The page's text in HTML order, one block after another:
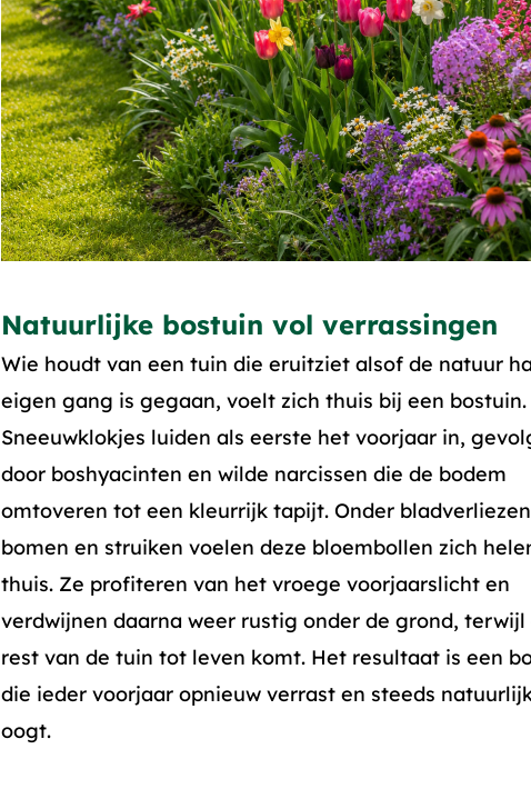
Natuurlijke bostuin vol verrassingen
Wie houdt van een tuin die eruitziet alsof de natuur
eigen gang is gegaan, voelt zich thuis bij een bostuin.
Sneeuwklokjes luiden als eerste het voorjaar in,
door boshyacinten en wilde narcissen die de bodem
omtoveren tot een kleurrijk tapijt. Onder
bomen en struiken voelen deze bloembollen zich
thuis. Ze profiteren van het vroege voorjaarslicht en
verdwijnen daarna weer rustig onder de grond, terwijl
rest van de tuin tot leven komt. Het resultaat is een
die ieder voorjaar opnieuw verrast en steeds
oogt.